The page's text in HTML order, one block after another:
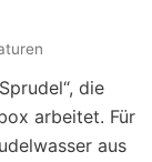
die
arbeitet. Für
aus